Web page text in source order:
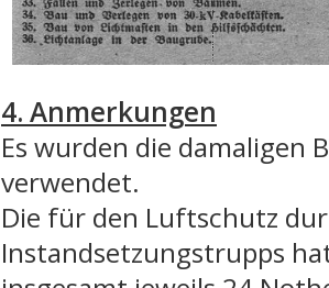
4. Anmerkungen
Es wurden die damaligen
verwendet.
Die für den Luftschutz
Instandsetzungstrupps